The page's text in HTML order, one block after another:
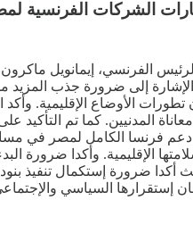
الشركات الفرنسية
الفرنسي، إيمانويل
إلى ضرورة جذب
الأوضاع الإقليمية.
المدنيين. كما تم
دعم فرنسا الكامل لمصر في
الإقليمية. وأكدا
إستقرارها السياسي